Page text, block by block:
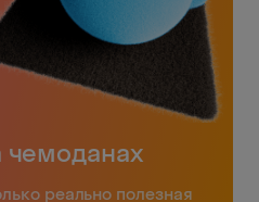
чемоданах
реально полезная